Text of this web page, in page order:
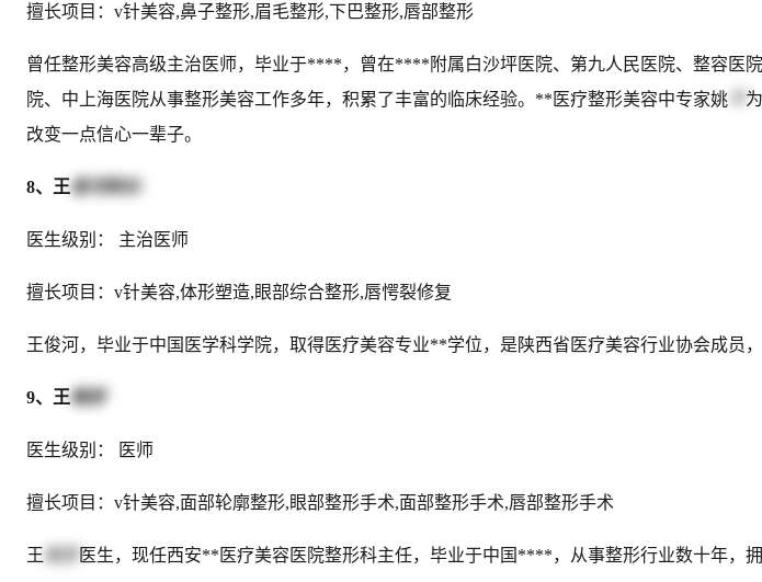
擅长项目：v针美容,鼻子整形,眉毛整形,下巴整形,唇部整形
曾任整形美容高级主治医师，毕业于****，曾在****附属白沙坪医院、第九人民医院、整容医
院、中上海医院从事整形美容工作多年，积累了丰富的临床经验。**医疗整形美容中专家姚
改变一点信心一辈子。
8、王
医生级别： 主治医师
擅长项目：v针美容,体形塑造,眼部综合整形,唇愕裂修复
王俊河，毕业于中国医学科学院，取得医疗美容专业**学位，是陕西省医疗美容行业协会成员
9、王 朝彦
医生级别： 医师
擅长项目：v针美容,面部轮廓整形,眼部整形手术,面部整形手术,唇部整形手术
王 医生，现任西安**医疗美容医院整形科主任，毕业于中国****，从事整形行业数十年，